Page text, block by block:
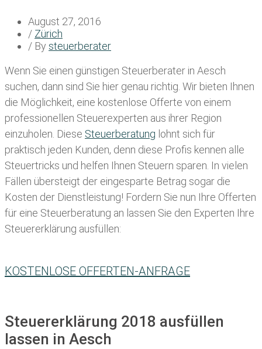
August 27, 2016
/ Zürich
/ By steuerberater
Wenn Sie einen günstigen Steuerberater in Aesch
suchen, dann sind Sie hier genau richtig. Wir bieten Ihnen
die Möglichkeit, eine kostenlose Offerte von einem
professionellen Steuerexperten aus ihrer Region
einzuholen. Diese Steuerberatung lohnt sich für
praktisch jeden Kunden, denn diese Profis kennen alle
Steuertricks und helfen Ihnen Steuern sparen. In vielen
Fällen übersteigt der eingesparte Betrag sogar die
Kosten der Dienstleistung! Fordern Sie nun Ihre Offerten
für eine Steuerberatung an lassen Sie den Experten Ihre
Steuererklärung ausfüllen:
KOSTENLOSE OFFERTEN-ANFRAGE
Steuererklärung 2018 ausfüllen
lassen in Aesch